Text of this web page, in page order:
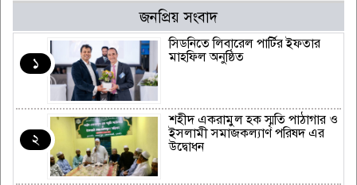
জনপ্রিয় সংবাদ
১
সিডনিতে লিবারেল পার্টির ইফতার
মাহফিল অনুষ্ঠিত
২
শহীদ একরামুল হক স্মৃতি পাঠাগার ও
ইসলামী সমাজকল্যাণ পরিষদ এর
উদ্বোধন